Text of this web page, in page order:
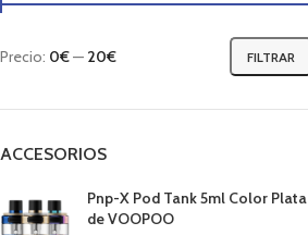
FILTRAR
Precio: 0€— 20€
ACCESORIOS
Pnp-X Pod Tank 5ml Color Plata
de VOOPOO